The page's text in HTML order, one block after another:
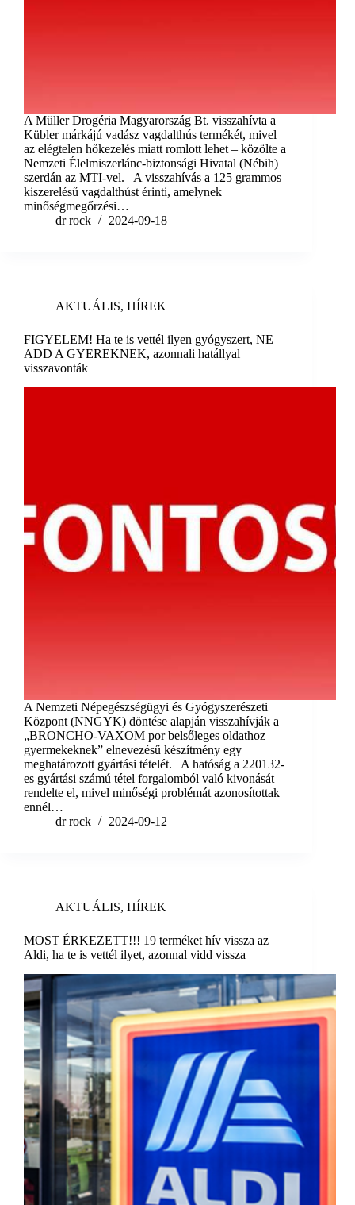
A Müller Drogéria Magyarország Bt. visszahívta a
Kübler márkájú vadász vagdalthús termékét, mivel
az elégtelen hőkezelés miatt romlott lehet – közölte a
Nemzeti Élelmiszerlánc-biztonsági Hivatal (Nébih)
szerdán az MTI-vel. A visszahívás a 125 grammos
kiszerelésű vagdalthúst érinti, amelynek
minőségmegőrzési…
dr rock
2024-09-18
AKTUÁLIS, HÍREK
FIGYELEM! Ha te is vettél ilyen gyógyszert, NE
ADD A GYEREKNEK, azonnali hatállyal
visszavonták
A Nemzeti Népegészségügyi és Gyógyszerészeti
Központ (NNGYK) döntése alapján visszahívják a
„BRONCHO-VAXOM por belsőleges oldathoz
gyermekeknek” elnevezésű készítmény egy
meghatározott gyártási tételét. A hatóság a 220132-
es gyártási számú tétel forgalomból való kivonását
rendelte el, mivel minőségi problémát azonosítottak
ennél…
dr rock
2024-09-12
AKTUÁLIS, HÍREK
MOST ÉRKEZETT!!! 19 terméket hív vissza az
Aldi, ha te is vettél ilyet, azonnal vidd vissza